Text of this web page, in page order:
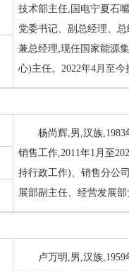
技术部主任,国电宁夏石
党委书记、副总经理、
兼总经理,现任国家能源
心)主任。2022年4月至
杨尚辉,男,汉族
销售工作,2011年1月至
持行政工作)、销售分公
展部副主任、经营发展
卢万明,男,汉族